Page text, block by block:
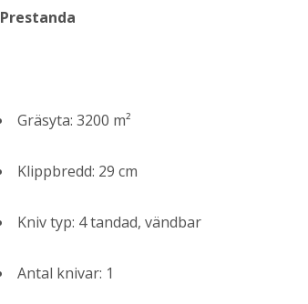
Prestanda
Gräsyta: 3200 m²
Klippbredd: 29 cm
Kniv typ: 4 tandad, vändbar
Antal knivar: 1